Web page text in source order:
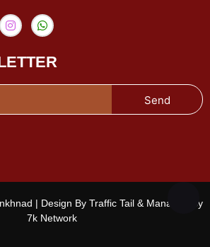
Send
| Design By Traffic Tail & Managed By
7k Network